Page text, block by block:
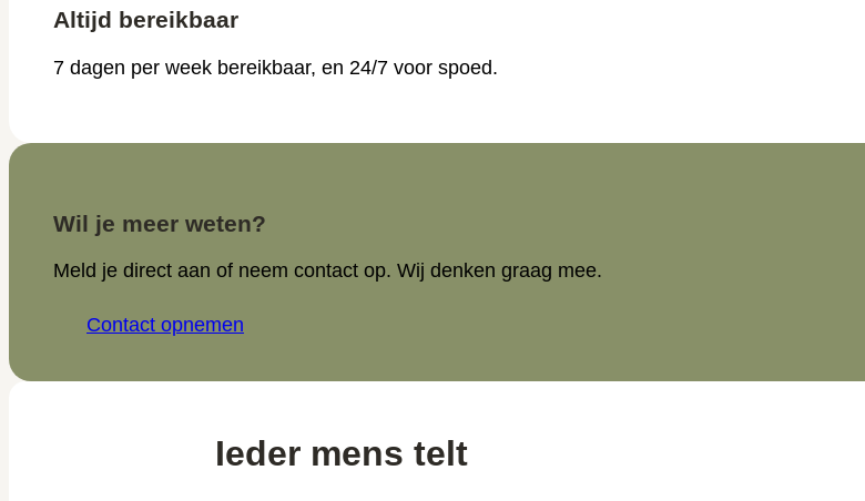
Altijd bereikbaar
7 dagen per week bereikbaar, en 24/7 voor spoed.
Wil je meer weten?
Meld je direct aan of neem contact op. Wij denken graag mee.
Contact opnemen
Ieder mens telt